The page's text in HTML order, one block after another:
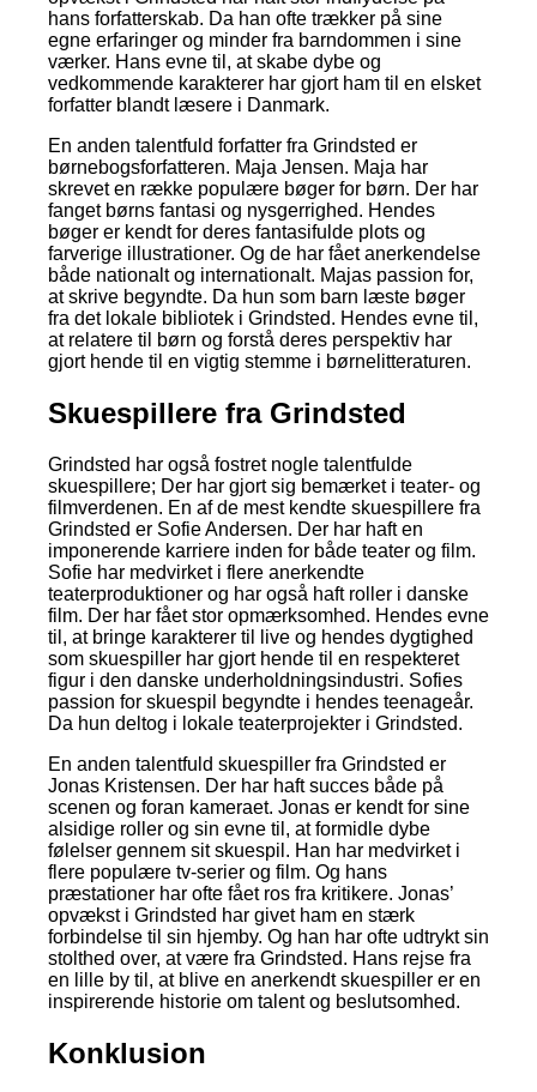
hans forfatterskab. Da han ofte trækker på sine
egne erfaringer og minder fra barndommen i sine
værker. Hans evne til, at skabe dybe og
vedkommende karakterer har gjort ham til en elsket
forfatter blandt læsere i Danmark.
En anden talentfuld forfatter fra Grindsted er
børnebogsforfatteren. Maja Jensen. Maja har
skrevet en række populære bøger for børn. Der har
fanget børns fantasi og nysgerrighed. Hendes
bøger er kendt for deres fantasifulde plots og
farverige illustrationer. Og de har fået anerkendelse
både nationalt og internationalt. Majas passion for,
at skrive begyndte. Da hun som barn læste bøger
fra det lokale bibliotek i Grindsted. Hendes evne til,
at relatere til børn og forstå deres perspektiv har
gjort hende til en vigtig stemme i børnelitteraturen.
Skuespillere fra Grindsted
Grindsted har også fostret nogle talentfulde
skuespillere; Der har gjort sig bemærket i teater- og
filmverdenen. En af de mest kendte skuespillere fra
Grindsted er Sofie Andersen. Der har haft en
imponerende karriere inden for både teater og film.
Sofie har medvirket i flere anerkendte
teaterproduktioner og har også haft roller i danske
film. Der har fået stor opmærksomhed. Hendes evne
til, at bringe karakterer til live og hendes dygtighed
som skuespiller har gjort hende til en respekteret
figur i den danske underholdningsindustri. Sofies
passion for skuespil begyndte i hendes teenageår.
Da hun deltog i lokale teaterprojekter i Grindsted.
En anden talentfuld skuespiller fra Grindsted er
Jonas Kristensen. Der har haft succes både på
scenen og foran kameraet. Jonas er kendt for sine
alsidige roller og sin evne til, at formidle dybe
følelser gennem sit skuespil. Han har medvirket i
flere populære tv-serier og film. Og hans
præstationer har ofte fået ros fra kritikere. Jonas’
opvækst i Grindsted har givet ham en stærk
forbindelse til sin hjemby. Og han har ofte udtrykt sin
stolthed over, at være fra Grindsted. Hans rejse fra
en lille by til, at blive en anerkendt skuespiller er en
inspirerende historie om talent og beslutsomhed.
Konklusion